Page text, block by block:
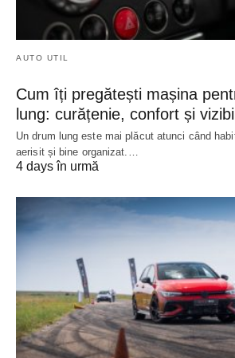
AUTO UTIL
Cum îți pregătești mașina
lung: curățenie, confort și
Un drum lung este mai plăcut atunci când
aerisit și bine organizat.…
4 days în urmă